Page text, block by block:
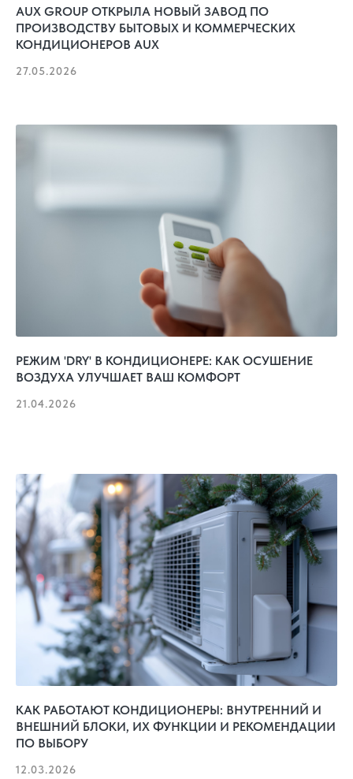
AUX GROUP ОТКРЫЛА НОВЫЙ ЗАВОД ПО
ПРОИЗВОДСТВУ БЫТОВЫХ И КОММЕРЧЕСКИХ
КОНДИЦИОНЕРОВ AUX
27.05.2026
РЕЖИМ 'DRY' В КОНДИЦИОНЕРЕ: КАК ОСУШЕНИЕ
ВОЗДУХА УЛУЧШАЕТ ВАШ КОМФОРТ
21.04.2026
КАК РАБОТАЮТ КОНДИЦИОНЕРЫ: ВНУТРЕННИЙ И
ВНЕШНИЙ БЛОКИ, ИХ ФУНКЦИИ И РЕКОМЕНДАЦИИ
ПО ВЫБОРУ
12.03.2026